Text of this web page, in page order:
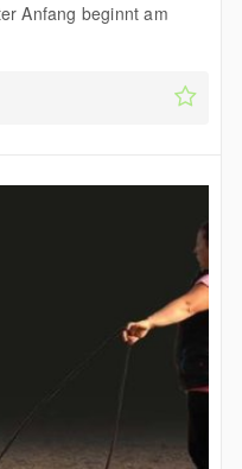
Anfang beginnt am